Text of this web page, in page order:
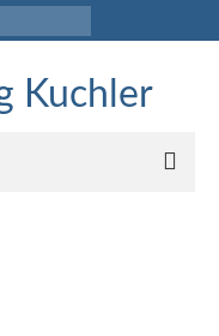
Kuchler